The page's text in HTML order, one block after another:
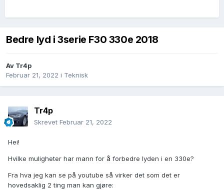
Bedre lyd i 3serie F30 330e 2018
Av Tr4p
Februar 21, 2022 i Teknisk
Tr4p
Skrevet Februar 21, 2022
Hei!
Hvilke muligheter har mann for å forbedre lyden i en 330e?
Fra hva jeg kan se på youtube så virker det som det er
hovedsaklig 2 ting man kan gjøre: